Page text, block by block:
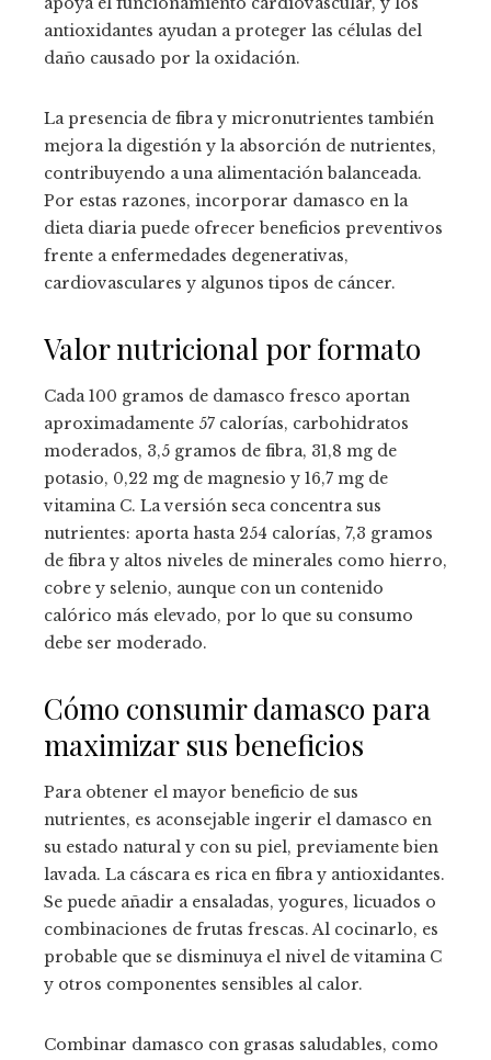
antioxidantes ayudan a proteger las células del
daño causado por la oxidación.
La presencia de fibra y micronutrientes también
mejora la digestión y la absorción de nutrientes,
contribuyendo a una alimentación balanceada.
Por estas razones, incorporar damasco en la
dieta diaria puede ofrecer beneficios preventivos
frente a enfermedades degenerativas,
cardiovasculares y algunos tipos de cáncer.
Valor nutricional por formato
Cada 100 gramos de damasco fresco aportan
aproximadamente 57 calorías, carbohidratos
moderados, 3,5 gramos de fibra, 31,8 mg de
potasio, 0,22 mg de magnesio y 16,7 mg de
vitamina C. La versión seca concentra sus
nutrientes: aporta hasta 254 calorías, 7,3 gramos
de fibra y altos niveles de minerales como hierro,
cobre y selenio, aunque con un contenido
calórico más elevado, por lo que su consumo
debe ser moderado.
Cómo consumir damasco para
maximizar sus beneficios
Para obtener el mayor beneficio de sus
nutrientes, es aconsejable ingerir el damasco en
su estado natural y con su piel, previamente bien
lavada. La cáscara es rica en fibra y antioxidantes.
Se puede añadir a ensaladas, yogures, licuados o
combinaciones de frutas frescas. Al cocinarlo, es
probable que se disminuya el nivel de vitamina C
y otros componentes sensibles al calor.
Combinar damasco con grasas saludables, como